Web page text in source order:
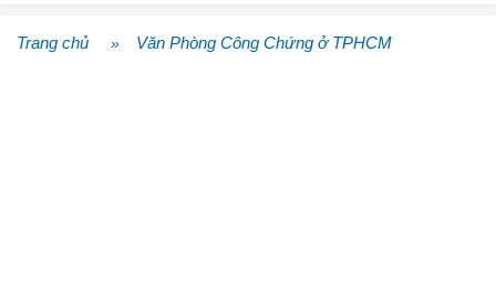
Trang chủ » Văn Phòng Công Chứng ở TPHCM